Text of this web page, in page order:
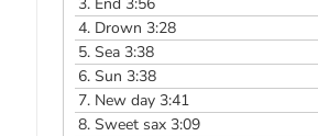
4. Drown 3:28
5.Sea 3:38
6.Sun 3:38
7. New day 3:41
8.Sweet sax 3:09